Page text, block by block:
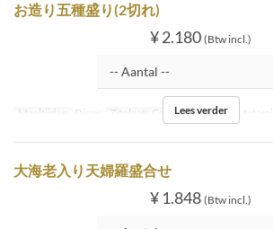
お造り五種盛り(2切れ)
¥ 2.180 (Btw incl.)
Maaltijden Diner Zitplaats Categorie Inside tatami
Lees verder
大海老入り天婦羅盛合せ
¥ 1.848 (Btw incl.)